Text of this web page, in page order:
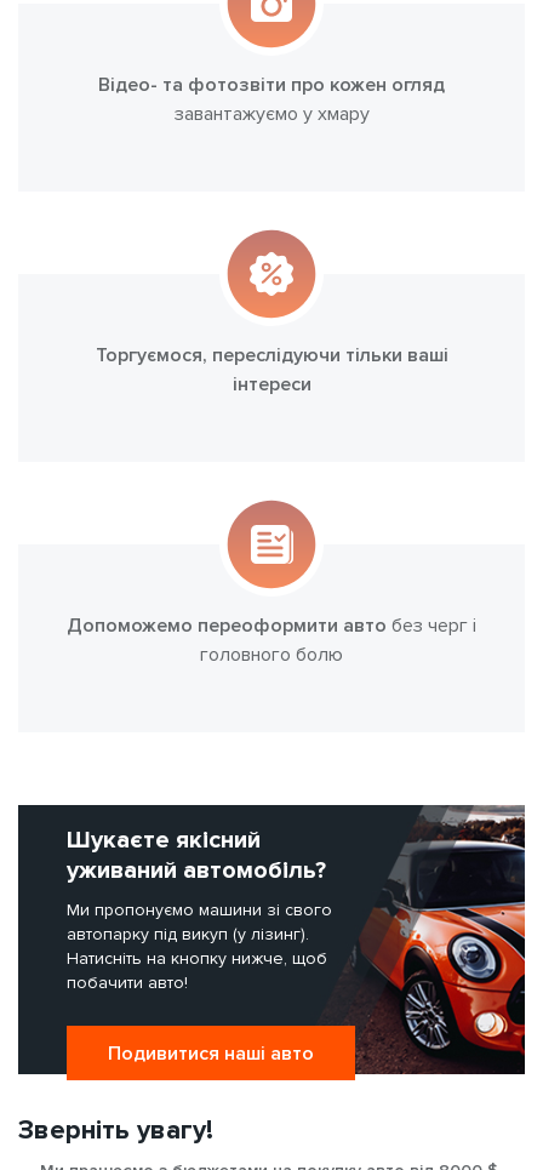
Відео- та фотозвіти про кожен огляд
завантажуємо у хмару
Торгуємося, переслідуючи тільки ваші
інтереси
Допоможемо переоформити авто без черг і
головного болю
Шукаєте якісний
уживаний автомобіль?
Ми пропонуємо машини зі свого
автопарку під викуп (у лізинг).
Натисніть на кнопку нижче, щоб
побачити авто!
Подивитися наші авто
Зверніть увагу!